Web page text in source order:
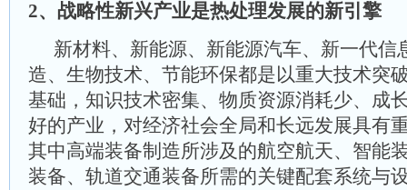
2、战略性新兴产业是热处理发展的新引擎
新材料、新能源、新能源汽车、新一代信
造、生物技术、节能环保都是以重大技术突
基础，知识技术密集、物质资源消耗少、成
好的产业，对经济社会全局和长远发展具有
其中高端装备制造所涉及的航空航天、智能
装备、轨道交通装备所需的关键配套系统与